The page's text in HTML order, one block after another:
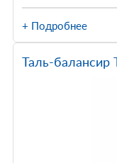
+ Подробнее
Таль-балансир